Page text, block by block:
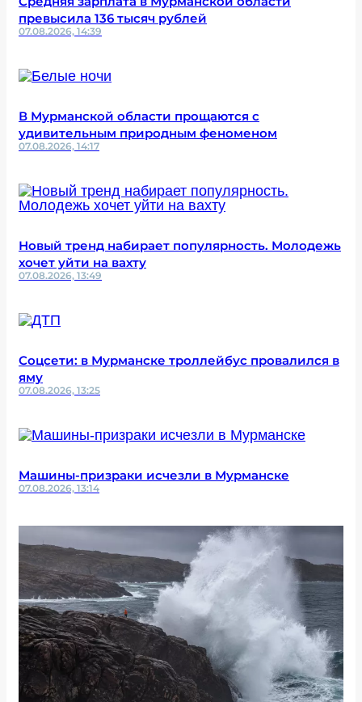
превысила 136 тысяч рублей
07.08.2026, 14:39
В Мурманской области прощаются с
удивительным природным феноменом
07.08.2026, 14:17
Новый тренд набирает популярность. Молодежь
хочет уйти на вахту
07.08.2026, 13:49
Соцсети: в Мурманске троллейбус провалился в
яму
07.08.2026, 13:25
Машины-призраки исчезли в Мурманске
07.08.2026, 13:14